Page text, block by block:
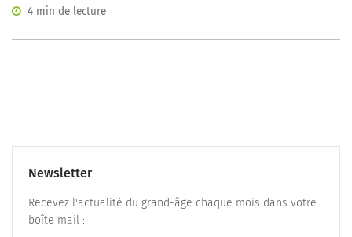
4 min de lecture
Newsletter
Recevez l'actualité du grand-âge chaque mois dans votre
boîte mail :